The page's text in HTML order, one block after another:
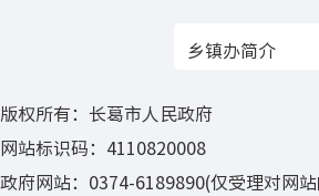
乡镇办简介
版权所有：长葛市人民政府
网站标识码：4110820008
政府网站：0374-6189890(仅受理对网